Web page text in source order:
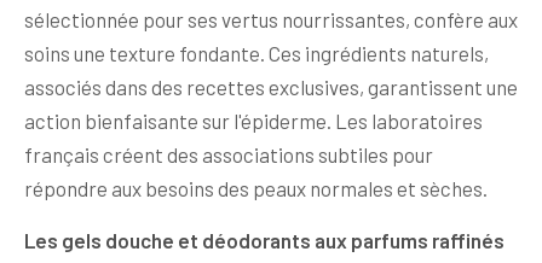
sélectionnée pour ses vertus nourrissantes, confère aux
soins une texture fondante. Ces ingrédients naturels,
associés dans des recettes exclusives, garantissent une
action bienfaisante sur l'épiderme. Les laboratoires
français créent des associations subtiles pour
répondre aux besoins des peaux normales et sèches.
Les gels douche et déodorants aux parfums raffinés